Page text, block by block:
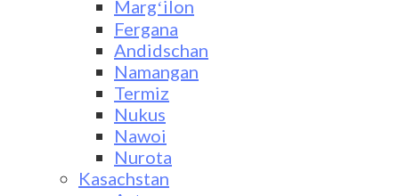
Margʻilon
Fergana
Andidschan
Namangan
Termiz
Nukus
Nawoi
Nurota
Kasachstan